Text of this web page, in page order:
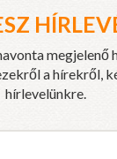
a
hírlevelünkre.